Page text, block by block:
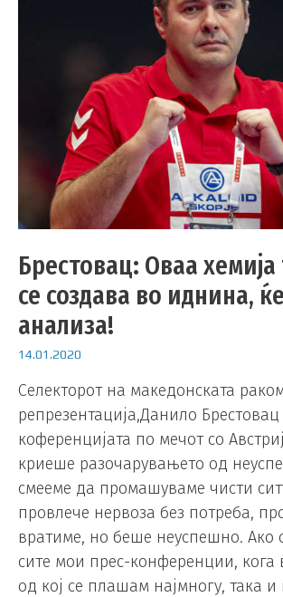
Брестовац: Оваа
се создава во иднина,
анализа!
14.01.2020
Селекторот на македонската
репрезентација,Данило
коференцијата по мечот со
криеше разочарувањето од
смееме да промашуваме чисти
провлече нервоза без потреба,
вратиме, но беше неуспешно. Ако
сите мои прес-конференции, кога
од кој се плашам најмногу, така и